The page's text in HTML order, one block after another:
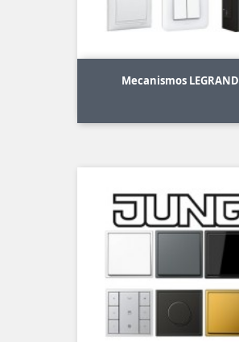
Mecanismos LEGRAND